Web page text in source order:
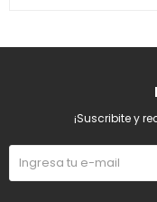
¡Suscribite y